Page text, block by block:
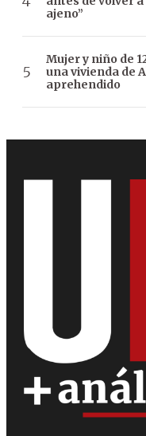
ajeno”
Mujer y niño de
una vivienda de
aprehendido